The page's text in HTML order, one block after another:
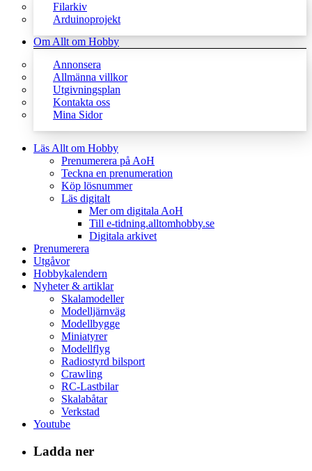
Filarkiv
Arduinoprojekt
Om Allt om Hobby
Annonsera
Allmänna villkor
Utgivningsplan
Kontakta oss
Mina Sidor
Läs Allt om Hobby
Prenumerera på AoH
Teckna en prenumeration
Köp lösnummer
Läs digitalt
Mer om digitala AoH
Till e-tidning.alltomhobby.se
Digitala arkivet
Prenumerera
Utgåvor
Hobbykalendern
Nyheter & artiklar
Skalamodeller
Modelljärnväg
Modellbygge
Miniatyrer
Modellflyg
Radiostyrd bilsport
Crawling
RC-Lastbilar
Skalabåtar
Verkstad
Youtube
Ladda ner